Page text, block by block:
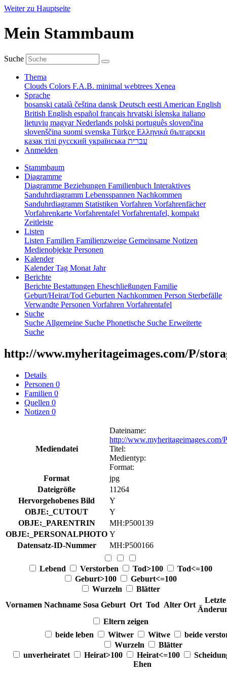
Weiter zu Hauptseite
Mein Stammbaum
Suche
Thema
Clouds Colors F.A.B. minimal webtrees Xenea
Sprache
bosanski català čeština dansk Deutsch eesti American English
British English español français hrvatski íslenska italiano
lietuvių magyarNederlands polski português slovenčina
slovenščina suomi svenska Türkçe Ελληνικά български
қазақ тілі русский українська עברית
Anmelden
Stammbaum
Diagramme
Diagramme Beziehungen Familienbuch Interaktives
Sanduhrdiagramm Lebensspannen Nachkommen
Sanduhrdiagramm Statistiken Vorfahren Vorfahrenfächer
Vorfahrenkarte Vorfahrentafel Vorfahrentafel, kompakt
Zeitleiste
Listen
Listen Familien Familienzweige Gemeinsame Notizen
Medienobjekte Personen
Kalender
KalenderTag Monat Jahr
Berichte
Berichte Bestattungen Eheschließungen Familie
Geburt/Heirat/Tod Geburten Nachkommen Person Sterbefälle
Verwandte Personen Vorfahren Vorfahrentafel
Suche
Suche Allgemeine Suche Phonetische Suche Erweiterte
Suche
http://www.myheritageimages.com/P/
Details
Personen 0
Familien 0
Quellen 0
Notizen 0
Mediendatei
Dateiname:
http://www.myheritageimages.com/
Titel:
Medientyp:
Format:
Format
jpg
Dateigröße
11264
Hervorgehobenes Bild
Y
OBJE:_CUTOUT
Y
OBJE:_PARENTRIN
MH:P500139
OBJE:_PERSONALPHOTO Y
Datensatz-ID-Nummer
MH:P500166
Lebend Verstorben Tod>100
Tod<=100
Geburt>100
Geburt<=100
Wurzeln
Blätter
Vornamen Nachname Sosa Geburt Ort Tod Alter Ort
Letzte
Eltern zeigen
beide leben
Witwer Witwe
beide
Wurzeln
Blätter
unverheiratet
Heirat>100 Heirat<=100
Ehen